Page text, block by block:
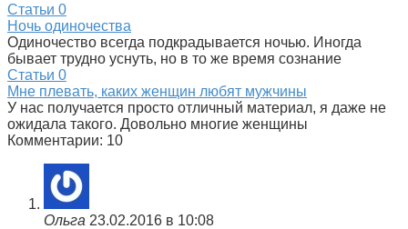
Статьи 0
Ночь одиночества
Одиночество всегда подкрадывается ночью. Иногда
бывает трудно уснуть, но в то же время сознание
Статьи 0
Мне плевать, каких женщин любят мужчины
У нас получается просто отличный материал, я даже не
ожидала такого. Довольно многие женщины
Комментарии: 10
Ольга 23.02.2016 в 10:08